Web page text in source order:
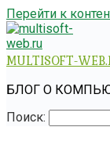
Перейти к
MULTISOFT-
БЛОГ О
Поиск: